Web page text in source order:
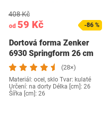
od 59 Kč
408 Kč
-86 %
Dortová forma Zenker
6930 Springform 26 cm
(28×)
Materiál: ocel, sklo Tvar: kulaté
Určení: na dorty Délka [cm]: 26
Šířka [cm]: 26